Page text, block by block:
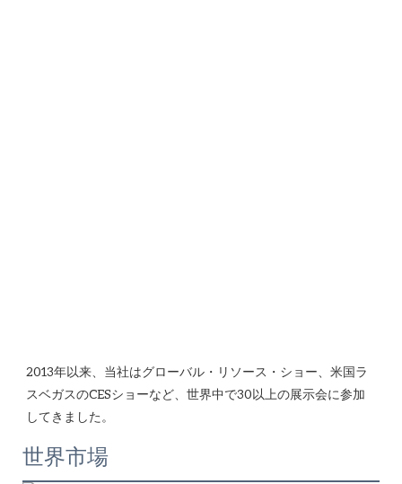
2013年以来、当社はグローバル・リソース・ショー、米国ラ
スベガスのCESショーなど、世界中で30以上の展示会に参加
世界市場